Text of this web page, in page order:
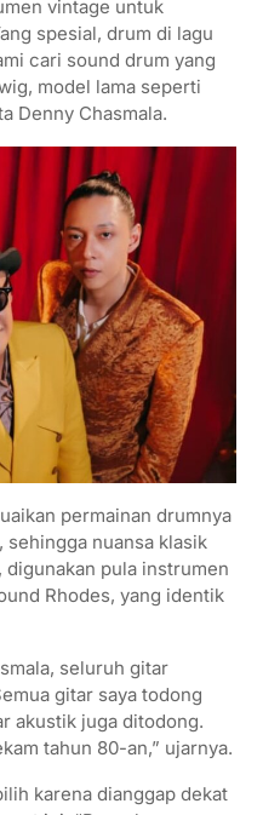
vintage untuk
spesial, drum di lagu
cari sound drum yang
model lama seperti
Denny Chasmala.
permainan drumnya
nuansa klasik
pula instrumen
Rhodes, yang identik
seluruh gitar
gitar saya todong
akustik juga ditodong.
tahun 80-an,” ujarnya.
karena dianggap dekat